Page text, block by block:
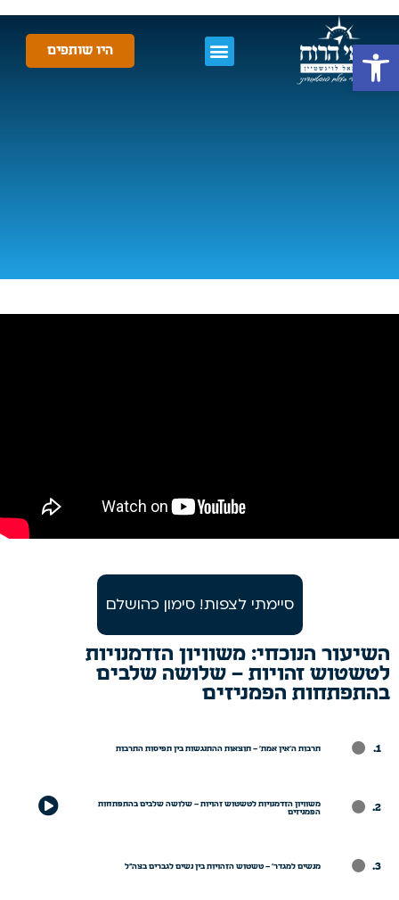
פתח סרגל נגישות היו שותפים
השיעור הנוכחי: משוויון הזדמנויות
לטשטוש זהויות – שלושה שלבים
בהתפתחות הפמניזים
. תרבות ה'אין אמת' – תוצאות ההתנגשות בין תפיסות התרבות
.
משוויון הזדמנויות לטשטוש זהויות – שלושה שלבים בהתפתחות
הפמניזים
. מנשים למגדר' – טשטוש הזהויות בין נשים לגברים בצה"ל
סיימתי לצפות! סימון כהושלם